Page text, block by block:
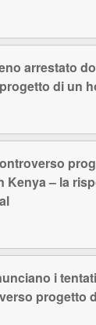
arrestato
di un
Kenya – la
i
progetto